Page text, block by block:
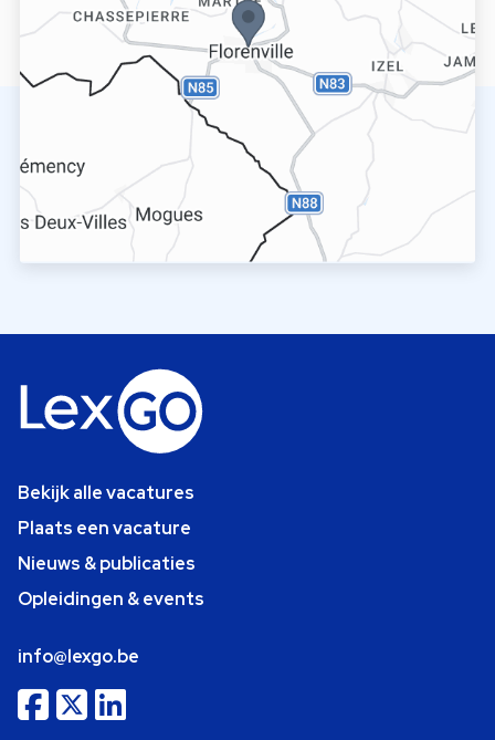
Bekijk alle vacatures
Plaats een vacature
Nieuws & publicaties
Opleidingen & events
info@lexgo.be